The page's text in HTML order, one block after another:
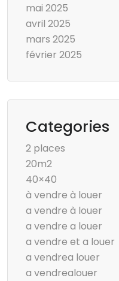
mai 2025
avril 2025
mars 2025
février 2025
Categories
2 places
20m2
40×40
à vendre à louer
a vendre à louer
a vendre a louer
a vendre et a louer
a vendrea louer
a vendrealouer